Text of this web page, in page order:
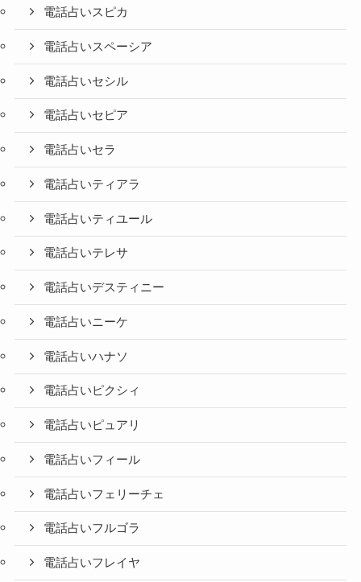
電話占いスピカ
電話占いスペーシア
電話占いセシル
電話占いセピア
電話占いセラ
電話占いティアラ
電話占いティユール
電話占いテレサ
電話占いデスティニー
電話占いニーケ
電話占いハナソ
電話占いピクシィ
電話占いピュアリ
電話占いフィール
電話占いフェリーチェ
電話占いフルゴラ
電話占いフレイヤ